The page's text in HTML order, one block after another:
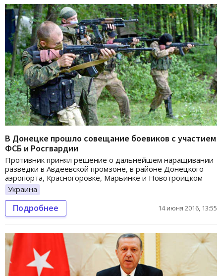
В Донецке прошло совещание боевиков с участием
ФСБ и Росгвардии
Противник принял решение о дальнейшем наращивании
разведки в Авдеевской промзоне, в районе Донецкого
аэропорта, Красногоровке, Марьинке и Новотроицком
Украина
Подробнее 14 июня 2016, 13:55